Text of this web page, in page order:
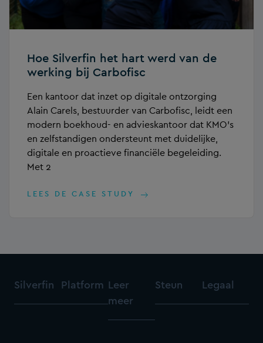
Hoe Silverfin het hart werd van de
werking bij Carbofisc
Een kantoor dat inzet op digitale ontzorging
Alain Carels, bestuurder van Carbofisc, leidt een
modern boekhoud- en advieskantoor dat KMO’s
en zelfstandigen ondersteunt met duidelijke,
digitale en proactieve financiële begeleiding.
Met 2
LEES DE CASE STUDY
Silverfin Platform Leer
meer
Steun Legaal